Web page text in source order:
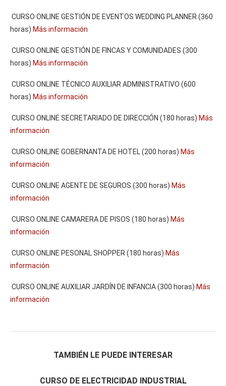
CURSO ONLINE GESTIÓN DE EVENTOS WEDDING PLANNER (360
horas) Más información
CURSO ONLINE GESTIÓN DE FINCAS Y COMUNIDADES (300
horas) Más información
CURSO ONLINE TÉCNICO AUXILIAR ADMINISTRATIVO (600
horas) Más información
CURSO ONLINE SECRETARIADO DE DIRECCIÓN (180 horas) Más
información
CURSO ONLINE GOBERNANTA DE HOTEL (200 horas) Más
información
CURSO ONLINE AGENTE DE SEGUROS (300 horas) Más
información
CURSO ONLINE CAMARERA DE PISOS (180 horas) Más
información
CURSO ONLINE PESONAL SHOPPER (180 horas) Más
información
CURSO ONLINE AUXILIAR JARDÍN DE INFANCIA (300 horas) Más
información
TAMBIÉN LE PUEDE INTERESAR
CURSO DE ELECTRICIDAD INDUSTRIAL